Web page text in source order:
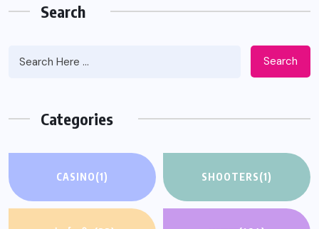
Search
Search
Categories
CASINO(1) SHOOTERS(1)